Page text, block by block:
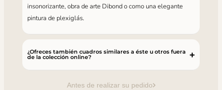
Antes de realizar su pedido
insonorizante, obra de arte Dibond o como una elegante
pintura de plexiglás.
¿Ofreces también cuadros similares a éste u otros fuera
de la colección online?